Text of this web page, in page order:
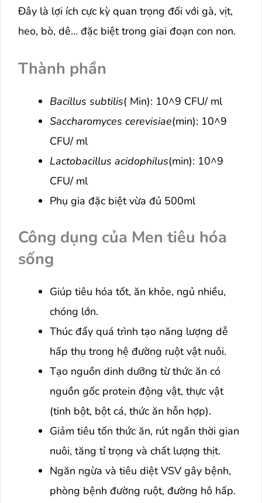
Đây là lợi ích cực kỳ quan trọng đối với gà, vịt,
heo, bò, dê… đặc biệt trong giai đoạn con non.
Thành phần
Bacillus subtilis( Min): 10^9 CFU/ ml
Saccharomyces cerevisiae(min): 10^9
CFU/ ml
Lactobacillus acidophilus(min): 10^9
CFU/ ml
Phụ gia đặc biệt vừa đủ 500ml
Công dụng của Men tiêu hóa
sống
Giúp tiêu hóa tốt, ăn khỏe, ngủ nhiều,
chóng lớn.
Thúc đẩy quá trình tạo năng lượng dễ
hấp thụ trong hệ đường ruột vật nuôi.
Tạo nguồn dinh dưỡng từ thức ăn có
nguồn gốc protein động vật, thực vật
(tinh bột, bột cá, thức ăn hỗn hợp).
Giảm tiêu tốn thức ăn, rút ngắn thời gian
nuôi, tăng tỉ trọng và chất lượng thịt.
Ngăn ngừa và tiêu diệt VSV gây bệnh,
phòng bệnh đường ruột, đường hô hấp.